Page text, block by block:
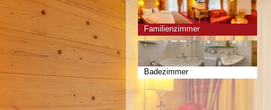
Familienzimmer
Badezimmer